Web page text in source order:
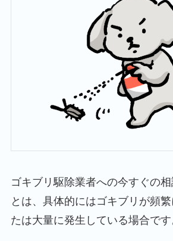
ゴキブリ駆除業者への今すぐの
とは、具体的にはゴキブリが頻
たは大量に発生している場合です